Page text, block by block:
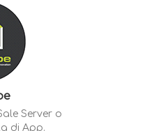
Server o
di App.